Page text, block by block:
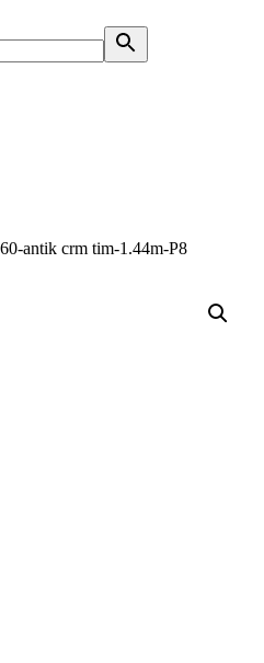
antik crm tim-1.44m-P8